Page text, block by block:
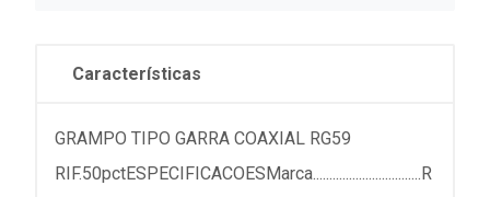
Características
GRAMPO TIPO GARRA COAXIAL RG59
RIF.50pctESPECIFICACOESMarca.................................R